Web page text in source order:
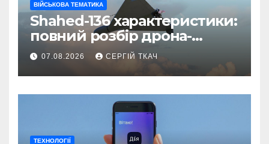
ВІЙСЬКОВА ТЕМАТИКА
Shahed-136 характеристики:
повний розбір дрона-
камікадзе
07.08.2026 СЕРГІЙ ТКАЧ
ТЕХНОЛОГІЇ